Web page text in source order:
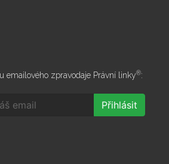
emailového zpravodaje Právní linky®:
Přihlásit